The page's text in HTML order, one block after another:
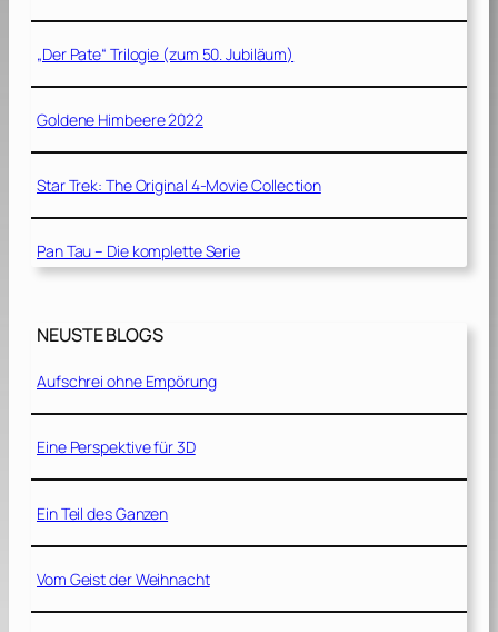
„Der Pate“ Trilogie (zum 50. Jubiläum)
Goldene Himbeere 2022
Star Trek: The Original 4-Movie Collection
Pan Tau – Die komplette Serie
NEUSTE BLOGS
Aufschrei ohne Empörung
Eine Perspektive für 3D
Ein Teil des Ganzen
Vom Geist der Weihnacht